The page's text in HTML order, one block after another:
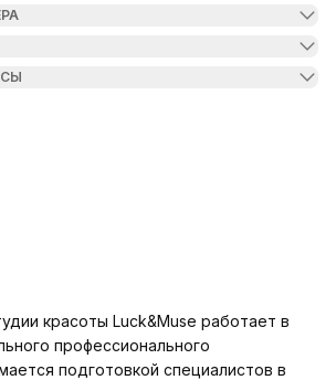
красоты Luck&Muse работает в
профессионального
подготовкой специалистов в